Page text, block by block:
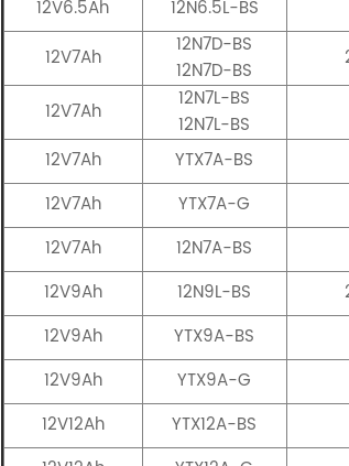
12V6.5Ah
12N6.5L-BS
12V7Ah
12N7D-BS
12N7D-BS
12V7Ah
12N7L-BS
12N7L-BS
12V7Ah
YTX7A-BS
12V7Ah
YTX7A-G
12V7Ah
12N7A-BS
12V9Ah
12N9L-BS
12V9Ah
YTX9A-BS
12V9Ah
YTX9A-G
12V12Ah
YTX12A-BS